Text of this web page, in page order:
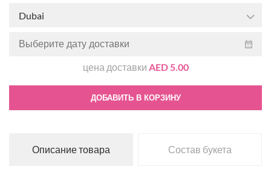
Dubai
цена доставки AED 5.00
ДОБАВИТЬ В КОРЗИНУ
Описание товара Состав букета